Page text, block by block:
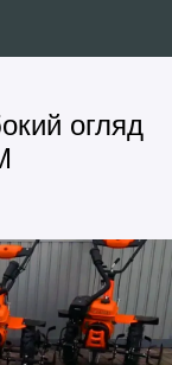
огляд